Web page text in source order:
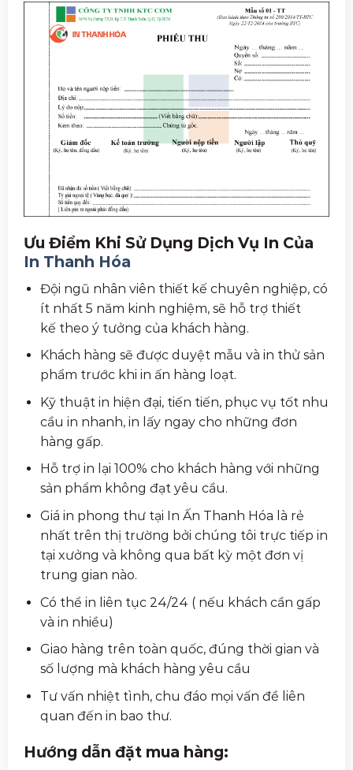
Ưu Điểm Khi Sử Dụng Dịch Vụ In Của
In Thanh Hóa
Đội ngũ nhân viên thiết kế chuyên nghiệp, có
ít nhất 5 năm kinh nghiệm, sẽ hỗ trợ thiết
kế theo ý tưởng của khách hàng.
Khách hàng sẽ được duyệt mẫu và in thử sản
phẩm trước khi in ấn hàng loạt.
Kỹ thuật in hiện đại, tiến tiến, phục vụ tốt nhu
cầu in nhanh, in lấy ngay cho những đơn
hàng gấp.
Hỗ trợ in lại 100% cho khách hàng với những
sản phẩm không đạt yêu cầu.
Giá in phong thư tại In Ấn Thanh Hóa là rẻ
nhất trên thị trường bởi chúng tôi trực tiếp in
tại xưởng và không qua bất kỳ một đơn vị
trung gian nào.
Có thể in liên tục 24/24 ( nếu khách cần gấp
và in nhiều)
Giao hàng trên toàn quốc, đúng thời gian và
số lượng mà khách hàng yêu cầu
Tư vấn nhiệt tình, chu đáo mọi vấn đề liên
quan đến in bao thư.
Hướng dẫn đặt mua hàng: